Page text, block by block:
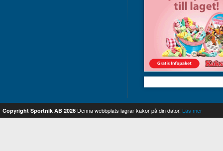
Copyright Sportnik AB 2026 Denna webbplats lagrar kakor på din dator. Läs mer